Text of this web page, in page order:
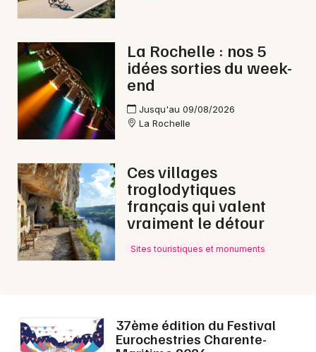
La Rochelle : nos 5
idées sorties du week-
end
Jusqu'au 09/08/2026
La Rochelle
Ces villages
troglodytiques
français qui valent
vraiment le détour
Sites touristiques et monuments
37ème édition du Festival
Eurochestries Charente-